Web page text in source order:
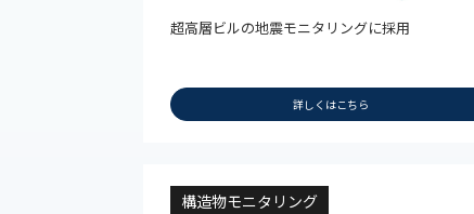
超高層ビルの地震モニタリングに採用
詳しくはこちら
構造物モニタリング